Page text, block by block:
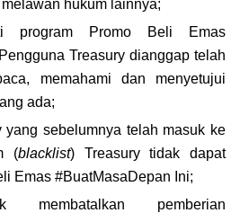
hukum lainnya;
program Promo Beli Emas
Treasury dianggap telah
memahami dan menyetujui
ada;
yang sebelumnya telah masuk ke
(blacklist) Treasury tidak dapat
Emas #BuatMasaDepan Ini;
membatalkan pemberian